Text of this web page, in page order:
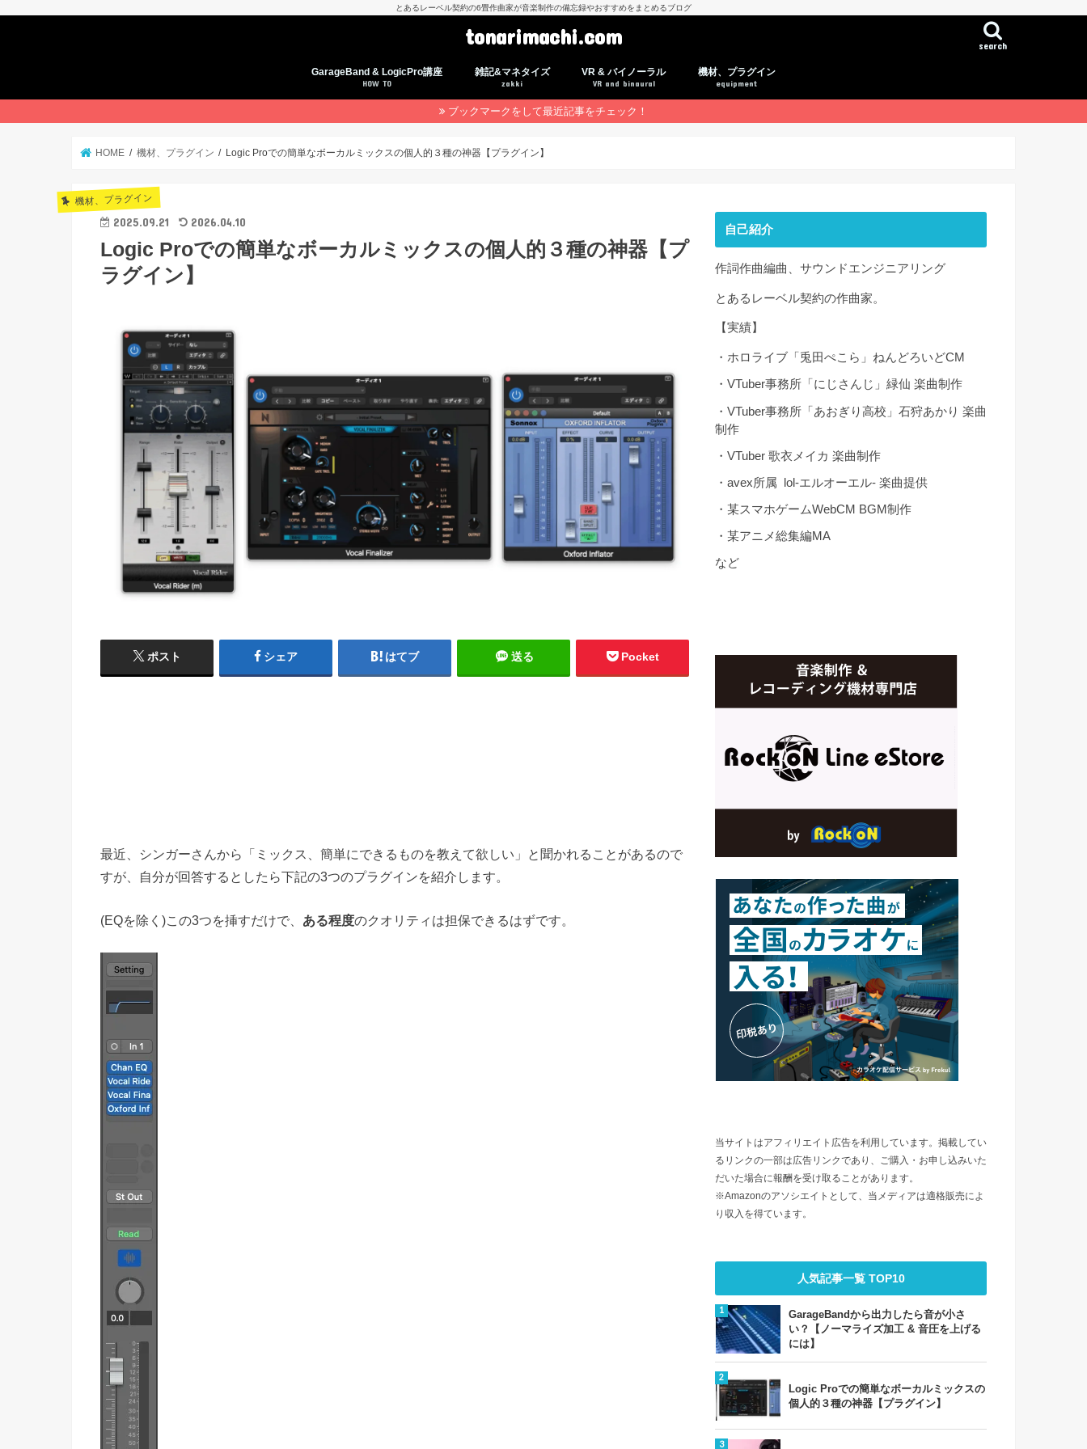
とあるレーベル契約の6畳作曲家が音楽制作の備忘録やおすすめをまとめるブログ
tonarimachi.com search
GarageBand & LogicPro講座
HOW TO
iOS GarageBand (初〜中級者)
macOS GarageBand(初〜中級者)
雑記&マネタイズ
zakki
VR & バイノーラル
VR and binaural
機材、プラグイン
equipment
ブックマークをして最近記事をチェック！
HOME 機材、プラグイン Logic Proでの簡単なボーカルミックスの個人的３種の神器【プラグイン】
機材、プラグイン
2025.09.21 2026.04.10
Logic Proでの簡単なボーカルミックスの個人的３種の神器【プ
ラグイン】
ポスト シェア はてブ 送る Pocket
最近、シンガーさんから「ミックス、簡単にできるものを教えて欲しい」と聞かれることがあるので
すが、自分が回答するとしたら下記の3つのプラグインを紹介します。
(EQを除く)この3つを挿すだけで、 ある程度のクオリティは担保できるはずです。
自己紹介
作詞作曲編曲、サウンドエンジニアリング
とあるレーベル契約の作曲家。
【実績】
・ホロライブ「兎田ぺこら」ねんどろいどCM
・VTuber事務所「にじさんじ」緑仙 楽曲制作
・VTuber事務所「あおぎり高校」石狩あかり 楽曲
制作
・VTuber 歌衣メイカ 楽曲制作
・avex所属 lol-エルオーエル- 楽曲提供
・某スマホゲームWebCM BGM制作
・某アニメ総集編MA
など
当サイトはアフィリエイト広告を利用しています。掲載してい
るリンクの一部は広告リンクであり、ご購入・お申し込みいた
だいた場合に報酬を受け取ることがあります。
※Amazonのアソシエイトとして、当メディアは適格販売によ
り収入を得ています。
人気記事一覧 TOP10
GarageBandから出力したら音が小さ
い？【ノーマライズ加工 & 音圧を上げる
には】
Logic Proでの簡単なボーカルミックスの
個人的３種の神器【プラグイン】